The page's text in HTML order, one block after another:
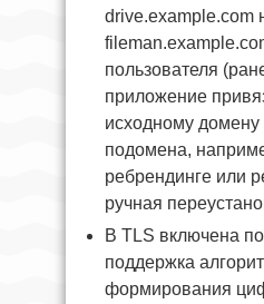
drive.example.com
пользователя
приложение
исходному
подомена,
ребрендинге или
ручная
В TLS включена
поддержка
формирования